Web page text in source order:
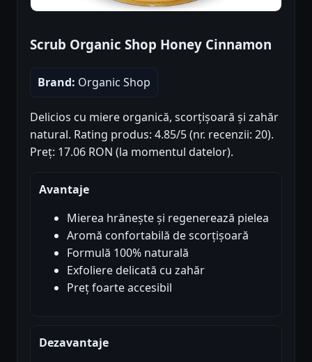
Scrub Organic Shop Honey Cinnamon
Brand: Organic Shop
Delicios cu miere organică, scorțișoară și zahăr
natural. Rating produs: 4.85/5 (nr. recenzii: 20).
Preț: 17.06 RON (la momentul datelor).
Avantaje
Mierea hrănește și regenerează pielea
Aromă confortabilă de scorțișoară
Formulă 100% naturală
Exfoliere delicată cu zahăr
Preț foarte accesibil
Dezavantaje